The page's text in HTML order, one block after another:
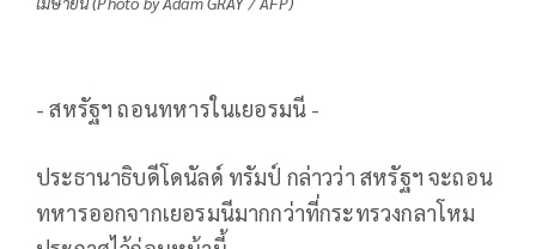
- สหรัฐฯ ถอนทหารในเยอรมนี -
ประธานาธิบดีโดนัลด์ ทรัมป์ กล่าวว่า สหรัฐฯ จะถอน
ทหารออกจากเยอรมนีมากกว่าที่กระทรวงกลาโหม